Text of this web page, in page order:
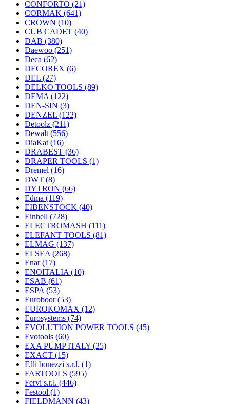
CONFORTO (21)
CORMAK (641)
CROWN (10)
CUB CADET (40)
DAB (380)
Daewoo (251)
Deca (62)
DECOREX (6)
DEL (27)
DELKO TOOLS (89)
DEMA (122)
DEN-SIN (3)
DENZEL (122)
Detoolz (211)
Dewalt (556)
DiaKat (16)
DRABEST (36)
DRAPER TOOLS (1)
Dremel (16)
DWT (8)
DYTRON (66)
Edma (119)
EIBENSTOCK (40)
Einhell (728)
ELECTROMASH (111)
ELEFANT TOOLS (81)
ELMAG (137)
ELSEA (268)
Enar(17)
ENOITALIA (10)
ESAB (61)
ESPA (53)
Euroboor(53)
EUROKOMAX (12)
Eurosystems (74)
EVOLUTION POWER TOOLS (45)
Evotools (60)
EXA PUMP ITALY (25)
EXACT (15)
F.lli bonezzi s.r.l. (1)
FARTOOLS (595)
Fervi s.r.l. (446)
Festool (1)
FIELDMANN (43)